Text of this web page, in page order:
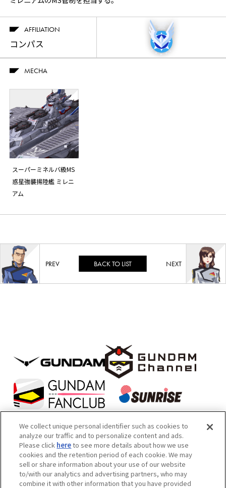
AFFILIATION
コンパス
MECHA
スーパーミネルバ級MS
惑星強襲揚陸艦 ミレニ
アム
BACK TO LIST
本サイトは機械翻訳によるテキストが含まれております。あらかじめご
了承ください。
内容および画像の転載はお断りいたします。お問い合せ先は次をご覧く
We collect unique personal identifier such as cookies to
analyze our traffic and to personalize content and ads.
Please click hereto see more details about how we use
cookies and the retention period of each cookie. We may
sell or share information about your use of our website
to/with our analytics and advertising partners, who may
combine it with other information that you have provided